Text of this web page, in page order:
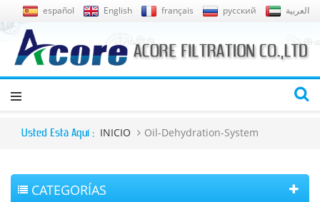
español English français русский العربية
Usted Está Aquí : INICIO Oil-Dehydration-System
CATEGORÍAS